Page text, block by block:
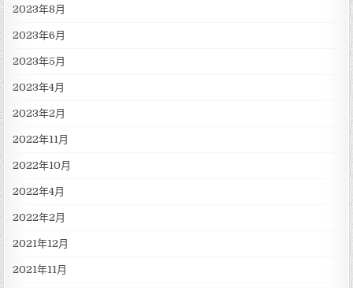
2023年8月
2023年6月
2023年5月
2023年4月
2023年2月
2022年11月
2022年10月
2022年4月
2022年2月
2021年12月
2021年11月